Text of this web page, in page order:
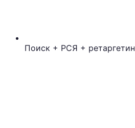
Поиск + РСЯ +